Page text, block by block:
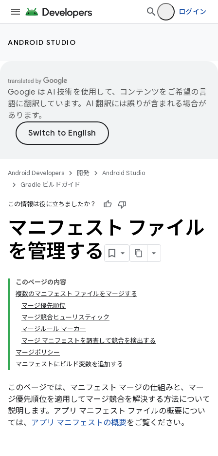
ログイン
ANDROID STUDIO
Google は AI 技術を使用して、コンテンツをご希望の言
語に翻訳しています。AI 翻訳には誤りが含まれる場合が
あります。
Android Developers 開発
Android Studio
Gradle ビルドガイド
この情報は役に立ちましたか？
マニフェスト ファイル
を管理する
このページの内容
複数のマニフェスト ファイルをマージする
マージ優先順位
マージ競合ヒューリスティック
マージルール マーカー
マージ マニフェストを調査して競合を検出する
マージポリシー
マニフェストにビルド変数を追加する
このページでは、マニフェスト マージの仕組みと、マー
ジ優先順位を適用してマージ競合を解決する方法について
説明します。アプリ マニフェスト ファイルの概要につい
ては、 アプリ マニフェストの概要をご覧ください。